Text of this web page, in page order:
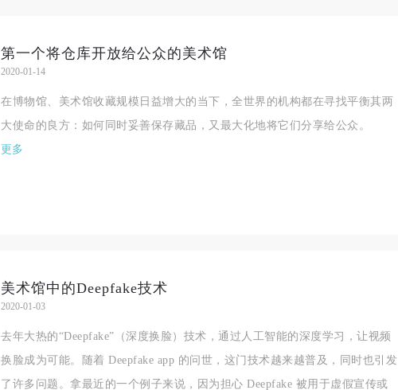
第一个将仓库开放给公众的美术馆
2020-01-14
在博物馆、美术馆收藏规模日益增大的当下，全世界的机构都在寻找平衡其两
大使命的良方：如何同时妥善保存藏品，又最大化地将它们分享给公众。
更多
美术馆中的Deepfake技术
2020-01-03
去年大热的“Deepfake”（深度换脸）技术，通过人工智能的深度学习，让视频
换脸成为可能。随着 Deepfake app 的问世，这门技术越来越普及，同时也引发
了许多问题。拿最近的一个例子来说，因为担心 Deepfake 被用于虚假宣传或